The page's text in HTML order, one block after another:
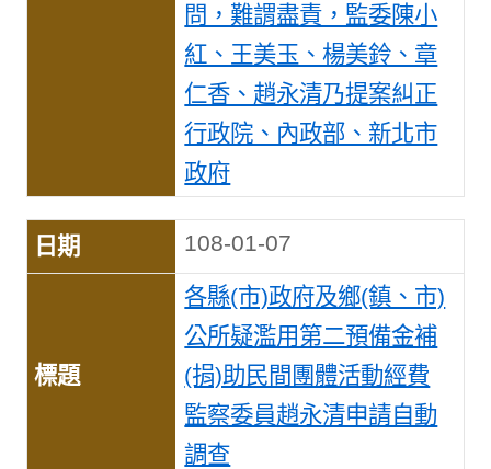
問，難謂盡責，監委陳小
紅、王美玉、楊美鈴、章
仁香、趙永清乃提案糾正
行政院、內政部、新北市
政府
108-01-07
各縣(市)政府及鄉(鎮、市)
公所疑濫用第二預備金補
(捐)助民間團體活動經費
監察委員趙永清申請自動
調查